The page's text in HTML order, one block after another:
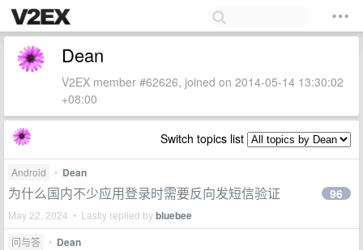
Dean
V2EX member #62626, joined on 2014-05-14 13:30:02
+08:00
Switch topics list
Android • Dean
为什么国内不少应用登录时需要反向发短信验证
May 22, 2024 • Lastly replied bybluebee
96
问与答 • Dean